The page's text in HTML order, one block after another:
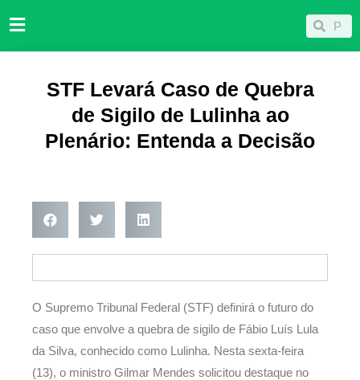
para
Pesquisar
STF Levará Caso de Quebra
de Sigilo de Lulinha ao
Plenário: Entenda a Decisão
O Supremo Tribunal Federal (STF) definirá o futuro do
caso que envolve a quebra de sigilo de Fábio Luís Lula
da Silva, conhecido como Lulinha. Nesta sexta-feira
(13), o ministro Gilmar Mendes solicitou destaque no